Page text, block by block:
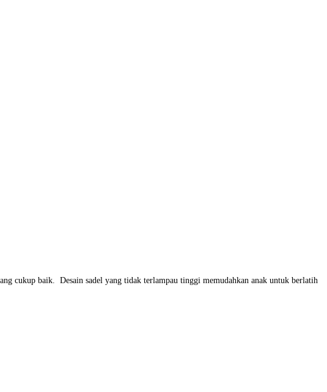
cukup baik. Desain sadel yang tidak terlampau tinggi memudahkan anak untuk berlatih